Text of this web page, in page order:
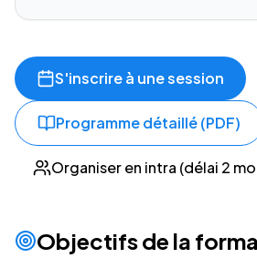
S'inscrire à une session
Programme détaillé (PDF)
Organiser en intra (délai 2
Objectifs de la